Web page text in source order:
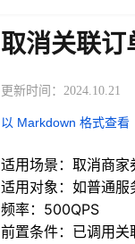
取消关联订
更新时间：2024.10.21
以 Markdown 格式查看
适用场景：取消商
适用对象：如普通服
频率：500QPS
前置条件：已调用